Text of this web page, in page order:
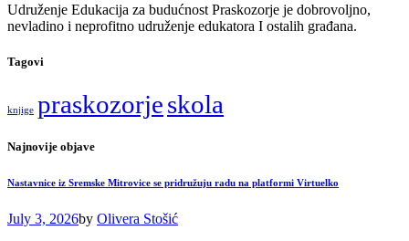
Udruženje Edukacija za budućnost Praskozorje je dobrovoljno,
nevladino i neprofitno udruženje edukatora I ostalih građana.
Tagovi
knjige praskozorjeskola
Najnovije objave
Nastavnice iz Sremske Mitrovice se pridružuju radu na platformi Virtuelko
July 3, 2026by Olivera Stošić